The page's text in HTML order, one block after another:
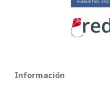
Información